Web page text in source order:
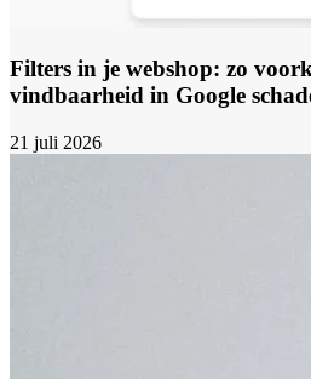
Filters in je webshop: zo
vindbaarheid in Google
21 juli 2026